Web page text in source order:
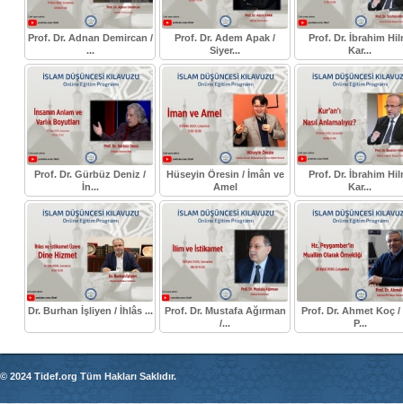
Prof. Dr. Adnan Demircan /
...
Prof. Dr. Adem Apak /
Siyer...
Prof. Dr. İbrahim
Kar...
Prof. Dr. Gürbüz Deniz /
İn...
Hüseyin Öresin / İmân ve
Amel
Prof. Dr. İbrahim
Kar...
Dr. Burhan İşliyen / İhlâs ...
Prof. Dr. Mustafa Ağırman
/...
Prof. Dr. Ahmet Koç /
P...
© 2024 Tidef.org Tüm Hakları Saklıdır.